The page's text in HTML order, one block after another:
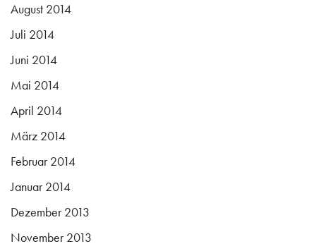
August 2014
Juli 2014
Juni 2014
Mai 2014
April 2014
März 2014
Februar 2014
Januar 2014
Dezember 2013
November 2013